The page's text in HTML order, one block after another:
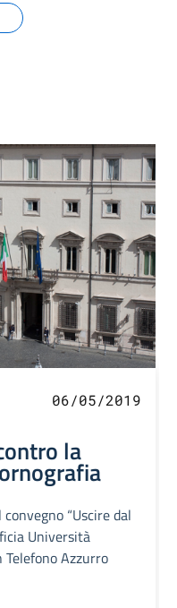
06/05/2019
la
“Uscire dal
Università
Telefono Azzurro